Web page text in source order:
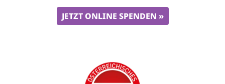
JETZT ONLINE SPENDEN »